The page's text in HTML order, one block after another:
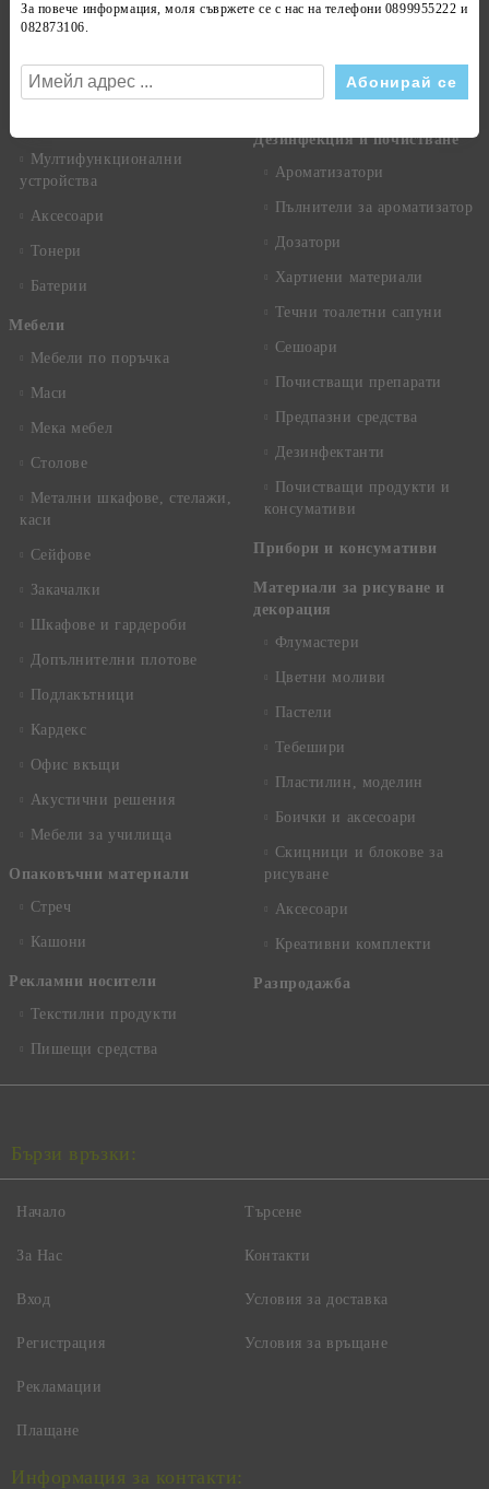
Монитори
Носители на информация
Мултифункционални
устройства
Аксесоари
Тонери
Батерии
Mебели
Мебели по поръчка
Маси
Мека мебел
Столове
Метални шкафове, стелажи,
каси
Сейфове
Закачалки
Шкафове и гардероби
Допълнителни плотове
Подлакътници
Кардекс
Офис вкъщи
Акустични решения
Мебели за училища
Опаковъчни материали
Стреч
Кашони
Рекламни носители
Текстилни продукти
Пишещи средства
Баджове, щипки, табелки
Знамена
Дезинфекция и почистване
Ароматизатори
Пълнители за ароматизатор
Дозатори
Хартиени материали
Течни тоалетни сапуни
Сешоари
Почистващи препарати
Предпазни средства
Дезинфектанти
Почистващи продукти и
консумативи
Прибори и консумативи
Материали за рисуване и
декорация
Флумастери
Цветни моливи
Пастели
Тебешири
Пластилин, моделин
Боички и аксесоари
Скицници и блокове за
рисуване
Аксесоари
Креативни комплекти
Разпродажба
Бързи връзки:
Начало
За Нас
Вход
Регистрация
Търсене
Контакти
Условия за доставка
Условия за връщане
Рекламации
Плащане
Информация за контакти:
За повече информация, моля съвржете се с нас на телефони 0899955222 и
082873106.